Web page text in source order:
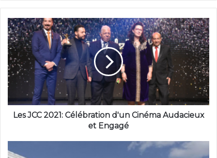
Les JCC 2021: Célébration d'un Cinéma Audacieux
et Engagé